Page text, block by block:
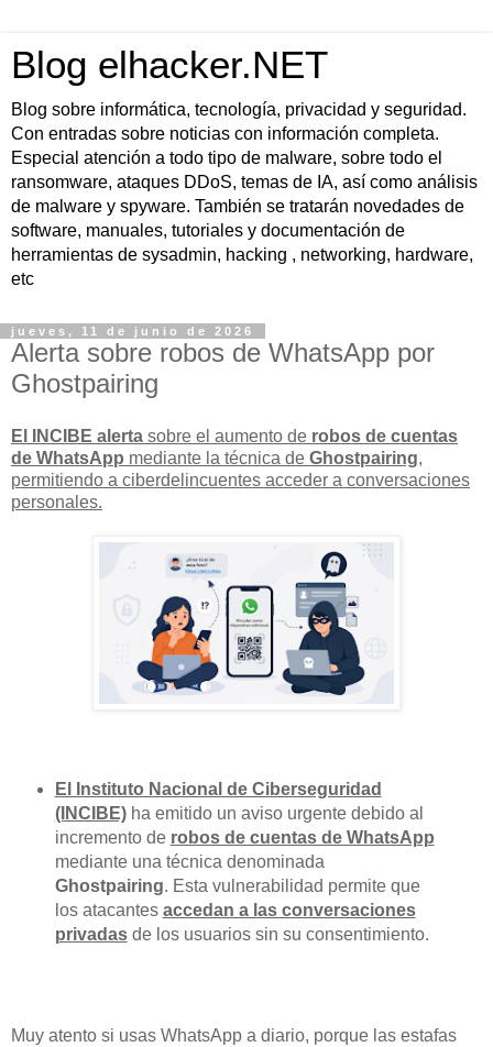
Blog elhacker.NET
Blog sobre informática, tecnología, privacidad y seguridad.
Con entradas sobre noticias con información completa.
Especial atención a todo tipo de malware, sobre todo el
ransomware, ataques DDoS, temas de IA, así como análisis
de malware y spyware. También se tratarán novedades de
software, manuales, tutoriales y documentación de
herramientas de sysadmin, hacking , networking, hardware,
etc
jueves, 11 de junio de 2026
Alerta sobre robos de WhatsApp por
Ghostpairing
El INCIBE alerta sobre el aumento de robos de cuentas
de WhatsApp mediante la técnica de Ghostpairing,
permitiendo a ciberdelincuentes acceder a conversaciones
personales.
El Instituto Nacional de Ciberseguridad
(INCIBE)ha emitido un aviso urgente debido al
incremento de robos de cuentas de WhatsApp
mediante una técnica denominada
Ghostpairing. Esta vulnerabilidad permite que
los atacantes accedan a las conversaciones
privadasde los usuarios sin su consentimiento.
Muy atento si usas WhatsApp a diario, porque las estafas